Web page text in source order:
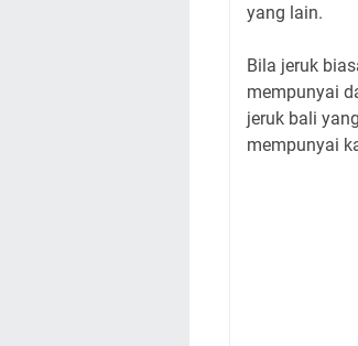
yang lain.
Bila jeruk
mempunyai
jeruk bali
mempunyai